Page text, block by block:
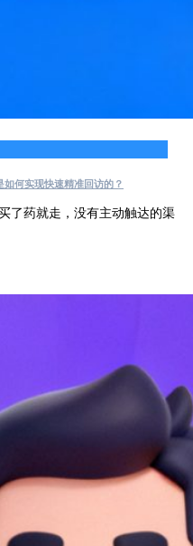
何实现快速精准回访的？
了药就走，没有主动触达的渠